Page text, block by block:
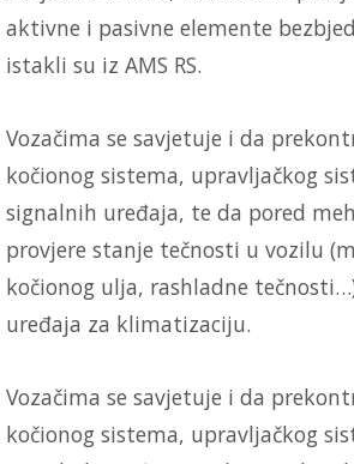
aktivne i pasivne elemente
istakli su iz AMS RS.
Vozačima se savjetuje i da
kočionog sistema, upravljačkog
signalnih uređaja, te da pored
provjere stanje tečnosti u vozilu
kočionog ulja, rashladne
uređaja za klimatizaciju.
Vozačima se savjetuje i da
kočionog sistema, upravljačkog